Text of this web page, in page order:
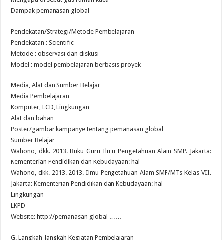
Dampak pemanasan global
Pendekatan/Strategi/Metode Pembelajaran
Pendekatan : Scientific
Metode : observasi dan diskusi
Model : model pembelajaran berbasis proyek
Media, Alat dan Sumber Belajar
Media Pembelajaran
Komputer, LCD, Lingkungan
Alat dan bahan
Poster/gambar kampanye tentang pemanasan global
Sumber Belajar
Wahono, dkk. 2013. Buku Guru Ilmu Pengetahuan Alam SMP. Jakarta:
Kementerian Pendidikan dan Kebudayaan: hal
Wahono, dkk. 2013. 2013. Ilmu Pengetahuan Alam SMP/MTs Kelas VII.
Jakarta: Kementerian Pendidikan dan Kebudayaan: hal
Lingkungan
LKPD
Website: http://pemanasan global ……
G. Langkah-langkah Kegiatan Pembelajaran